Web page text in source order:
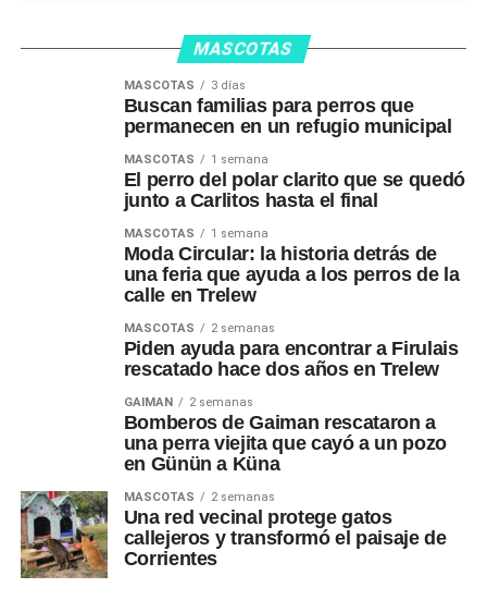
MASCOTAS
MASCOTAS 3 días
Buscan familias para perros que
permanecen en un refugio municipal
MASCOTAS 1 semana
El perro del polar clarito que se quedó
junto a Carlitos hasta el final
MASCOTAS 1 semana
Moda Circular: la historia detrás de
una feria que ayuda a los perros de la
calle en Trelew
MASCOTAS 2 semanas
Piden ayuda para encontrar a Firulais
rescatado hace dos años en Trelew
GAIMAN 2 semanas
Bomberos de Gaiman rescataron a
una perra viejita que cayó a un pozo
en Günün a Küna
MASCOTAS 2 semanas
Una red vecinal protege gatos
callejeros y transformó el paisaje de
Corrientes